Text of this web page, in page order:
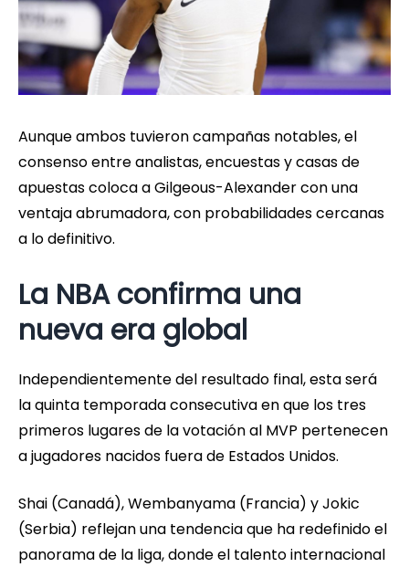
Aunque ambos tuvieron campañas notables, el
consenso entre analistas, encuestas y casas de
apuestas coloca a Gilgeous-Alexander con una
ventaja abrumadora, con probabilidades cercanas
a lo definitivo.
La NBA confirma una
nueva era global
Independientemente del resultado final, esta será
la quinta temporada consecutiva en que los tres
primeros lugares de la votación al MVP pertenecen
a jugadores nacidos fuera de Estados Unidos.
Shai (Canadá), Wembanyama (Francia) y Jokic
(Serbia) reflejan una tendencia que ha redefinido el
panorama de la liga, donde el talento internacional